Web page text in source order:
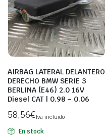
AIRBAG LATERAL DELANTERO
DERECHO BMW SERIE 3
BERLINA (E46) 2.0 16V
Diesel CAT | 0.98 – 0.06
58,56€Iva incluido
En stock